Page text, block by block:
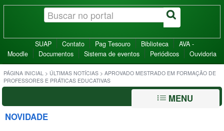
SUAP Contato Pag Tesouro Biblioteca
AVA -
Moodle
Documentos Sistema de eventos Periódicos Ouvidoria
PÁGINA INICIAL > ÚLTIMAS NOTÍCIAS > APROVADO MESTRADO EM FORMAÇÃO DE
PROFESSORES E PRÁTICAS EDUCATIVAS
MENU
NOVIDADE